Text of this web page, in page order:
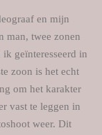
en mijn
man, twee zonen
geïnteresseerd in
zoon is het echt
om het karakter
vast te leggen in
weer. Dit